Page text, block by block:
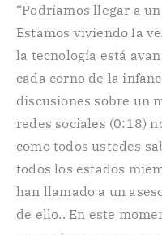
“Podríamos llegar a
Estamos viviendo la
la tecnología está
cada corno de la
discusiones sobre un
redes sociales (0:18)
como todos ustedes
todos los estados
han llamado a un
de ello.. En este